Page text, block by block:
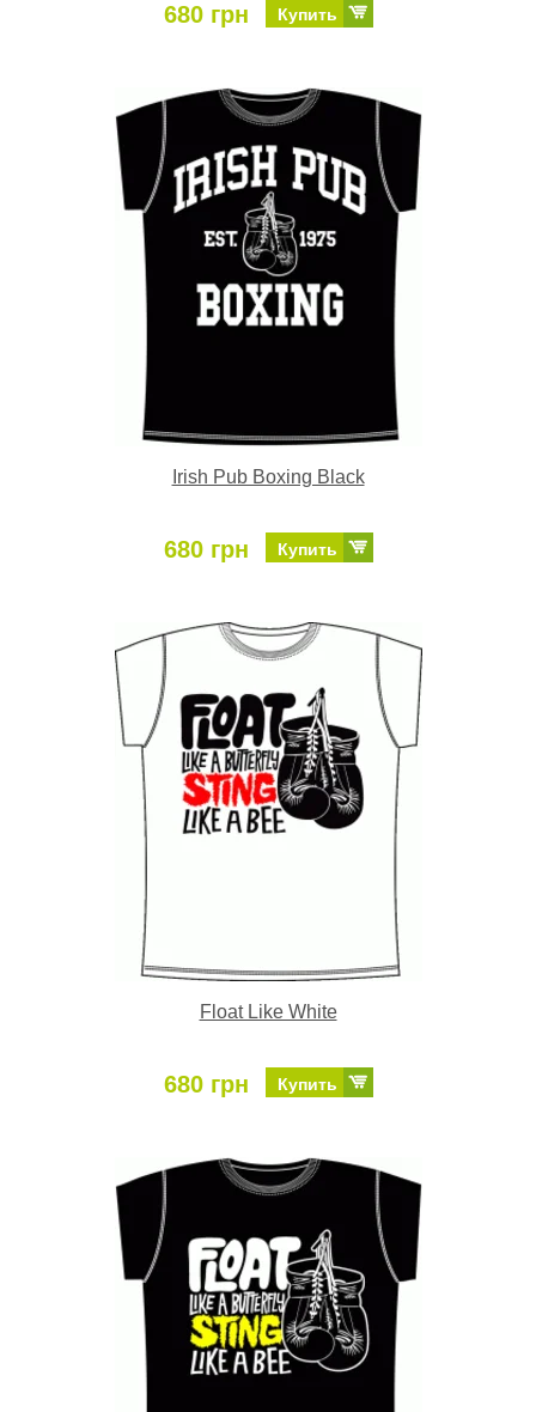
680 грн Купить
Irish Pub Boxing Black
680 грн Купить
Float Like White
680 грн Купить